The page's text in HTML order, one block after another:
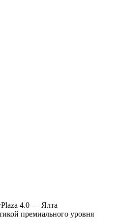
4.0 — Ялта
премиального уровня